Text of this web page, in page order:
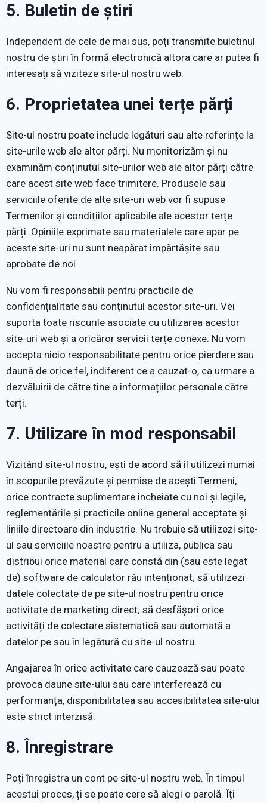
5. Buletin de știri
Independent de cele de mai sus, poți transmite buletinul
nostru de știri în formă electronică altora care ar putea fi
interesați să viziteze site-ul nostru web.
6. Proprietatea unei terțe părți
Site-ul nostru poate include legături sau alte referințe la
site-urile web ale altor părți. Nu monitorizăm și nu
examinăm conținutul site-urilor web ale altor părți către
care acest site web face trimitere. Produsele sau
serviciile oferite de alte site-uri web vor fi supuse
Termenilor și condițiilor aplicabile ale acestor terțe
părți. Opiniile exprimate sau materialele care apar pe
aceste site-uri nu sunt neapărat împărtășite sau
aprobate de noi.
Nu vom fi responsabili pentru practicile de
confidențialitate sau conținutul acestor site-uri. Vei
suporta toate riscurile asociate cu utilizarea acestor
site-uri web și a oricăror servicii terțe conexe. Nu vom
accepta nicio responsabilitate pentru orice pierdere sau
daună de orice fel, indiferent ce a cauzat-o, ca urmare a
dezvăluirii de către tine a informațiilor personale către
terți.
7. Utilizare în mod responsabil
Vizitând site-ul nostru, ești de acord să îl utilizezi numai
în scopurile prevăzute și permise de acești Termeni,
orice contracte suplimentare încheiate cu noi și legile,
reglementările și practicile online general acceptate și
liniile directoare din industrie. Nu trebuie să utilizezi site-
ul sau serviciile noastre pentru a utiliza, publica sau
distribui orice material care constă din (sau este legat
de) software de calculator rău intenționat; să utilizezi
datele colectate de pe site-ul nostru pentru orice
activitate de marketing direct; să desfășori orice
activități de colectare sistematică sau automată a
datelor pe sau în legătură cu site-ul nostru.
Angajarea în orice activitate care cauzează sau poate
provoca daune site-ului sau care interferează cu
performanța, disponibilitatea sau accesibilitatea site-ului
este strict interzisă.
8. Înregistrare
Poți înregistra un cont pe site-ul nostru web. În timpul
acestui proces, ți se poate cere să alegi o parolă. Îți